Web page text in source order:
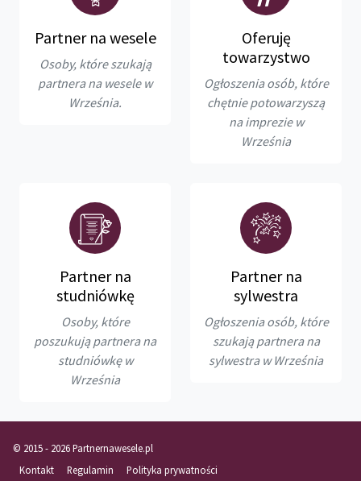
Partner na wesele
Osoby, które szukają
partnera na wesele w
Września.
Oferuję
towarzystwo
Ogłoszenia osób, które
chętnie potowarzyszą
na imprezie w
Września
Partner na
studniówkę
Osoby, które
poszukują partnera na
studniówkę w
Września
Partner na
sylwestra
Ogłoszenia osób, które
szukają partnera na
sylwestra w Września
© 2015 - 2026 Partnernawesele.pl
Kontakt
Regulamin Polityka prywatności